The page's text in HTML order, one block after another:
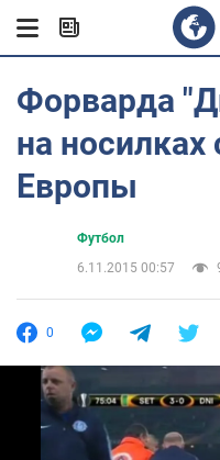
Форварда
на носилках
Европы
Футбол
6.11.2015 00:57
0